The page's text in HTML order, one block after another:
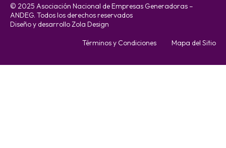
© 2025 Asociación Nacional de Empresas Generadoras –
ANDEG. Todos los derechos reservados
Diseño y desarrollo Zola Design
Términos y Condiciones Mapa del Sitio